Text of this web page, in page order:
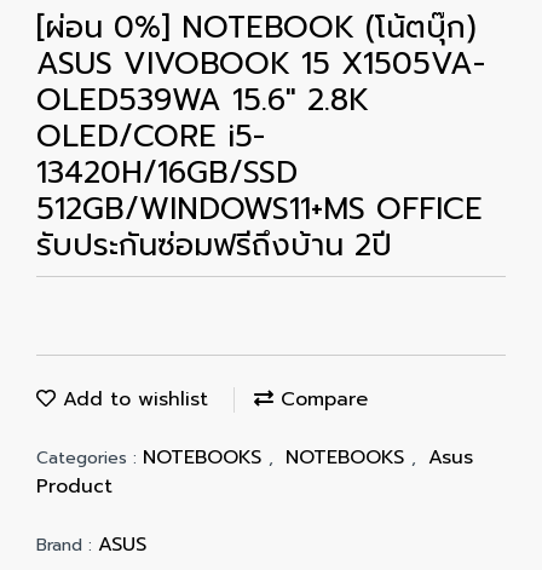
[ผ่อน 0%] NOTEBOOK (โน้ตบุ๊ก)
ASUS VIVOBOOK 15 X1505VA-
OLED539WA 15.6" 2.8K
OLED/CORE i5-
13420H/16GB/SSD
512GB/WINDOWS11+MS OFFICE
รับประกันซ่อมฟรีถึงบ้าน 2ปี
Add to wishlist Compare
Categories : NOTEBOOKS , NOTEBOOKS , Asus
Product
Brand : ASUS